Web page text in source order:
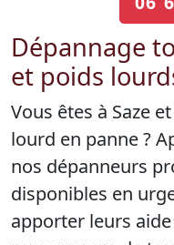
Dépannage
et poids
Vous êtes à Saze
lourd en panne ?
nos dépanneurs
disponibles en
apporter leurs